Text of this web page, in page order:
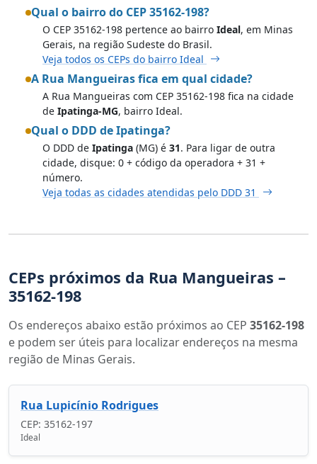
Qual o bairro do CEP 35162-198?
O CEP 35162-198 pertence ao bairro Ideal, em Minas
Gerais, na região Sudeste do Brasil.
Veja todos os CEPs do bairro Ideal
A Rua Mangueiras fica em qual cidade?
A Rua Mangueiras com CEP 35162-198 fica na cidade
de Ipatinga-MG, bairro Ideal.
Qual o DDD de Ipatinga?
O DDD de Ipatinga (MG) é 31. Para ligar de outra
cidade, disque: 0 + código da operadora + 31 +
número.
Veja todas as cidades atendidas pelo DDD 31
CEPs próximos da Rua Mangueiras –
35162-198
Os endereços abaixo estão próximos ao CEP 35162-198
e podem ser úteis para localizar endereços na mesma
região de Minas Gerais.
Rua Lupicínio Rodrigues
CEP: 35162-197
Ideal